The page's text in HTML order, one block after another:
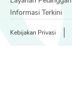
Informasi Terkini
Kebijakan Privasi